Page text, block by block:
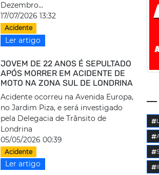
Dezembro...
17/07/2026 13:32
Acidente
Ler artigo
JOVEM DE 22 ANOS É SEPULTADO
APÓS MORRER EM ACIDENTE DE
MOTO NA ZONA SUL DE LONDRINA
Acidente ocorreu na Avenida Europa,
no Jardim Piza, e será investigado
pela Delegacia de Trânsito de
Londrina
05/05/2026 00:39
Acidente
Ler artigo